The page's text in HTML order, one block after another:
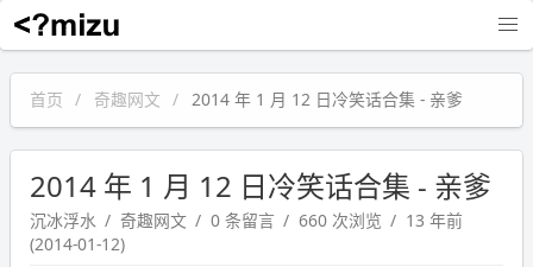
沉冰浮水
首页 奇趣网文 2014 年 1 月 12 日冷笑话合集 - 亲爹
2014 年 1 月 12 日冷笑话合集 - 亲爹
沉冰浮水 奇趣网文 0 条留言 660 次浏览
13 年前
(2014-01-12)